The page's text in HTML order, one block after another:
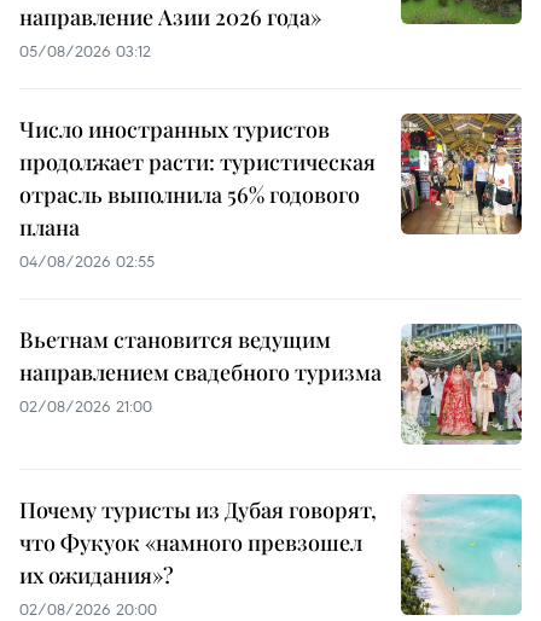
направление Азии 2026 года»
05/08/2026 03:12
Число иностранных туристов
продолжает расти: туристическая
отрасль выполнила 56% годового
плана
04/08/2026 02:55
Вьетнам становится ведущим
направлением свадебного туризма
02/08/2026 21:00
Почему туристы из Дубая говорят,
что Фукуок «намного превзошел
их ожидания»?
02/08/2026 20:00